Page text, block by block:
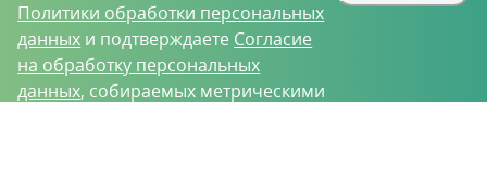
Политики обработки персональных
данных и подтверждаете Согласие
на обработку персональных
данных, собираемых метрическими